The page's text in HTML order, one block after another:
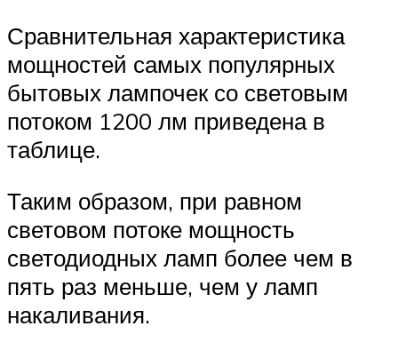
Сравнительная характеристика
мощностей самых популярных
бытовых лампочек со световым
потоком 1200 лм приведена в
таблице.
Таким образом, при равном
световом потоке мощность
светодиодных ламп более чем в
пять раз меньше, чем у ламп
накаливания.